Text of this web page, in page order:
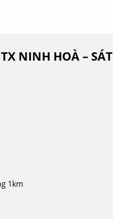
NINH HOÀ – SÁT
1km